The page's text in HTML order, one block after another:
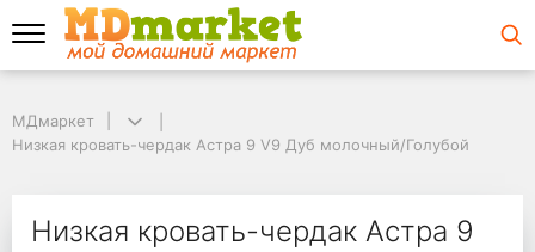
Низкая кровать-чердак Астра 9 V9 Дуб молочный/Голубой
Низкая кровать-
МДмаркет
Низкая кровать-чердак Астра 9 V9 Дуб молочный/Голубой
Низкая кровать-чердак Астра 9